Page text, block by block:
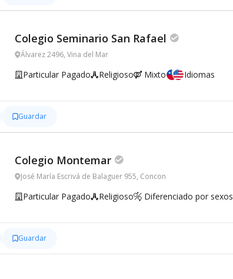
Colegio Seminario San Rafael
Álvarez 2496, Vina del Mar
Particular Pagado Religioso Mixto Idiomas
Guardar
Colegio Montemar
José María Escrivá de Balaguer 955, Concon
Particular Pagado Religioso Diferenciado por sexos
Guardar